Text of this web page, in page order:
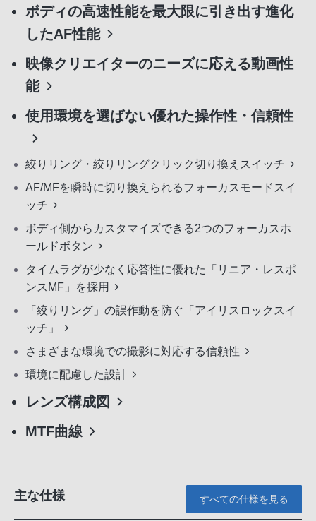
ボディの高速性能を最大限に引き出す進化
したAF性能
映像クリエイターのニーズに応える動画性
能
使用環境を選ばない優れた操作性・信頼性
絞りリング・絞りリングクリック切り換えスイッチ
AF/MFを瞬時に切り換えられるフォーカスモードスイ
ッチ
ボディ側からカスタマイズできる2つのフォーカスホ
ールドボタン
タイムラグが少なく応答性に優れた「リニア・レスポ
ンスMF」を採用
「絞りリング」の誤作動を防ぐ「アイリスロックスイ
ッチ」
さまざまな環境での撮影に対応する信頼性
環境に配慮した設計
レンズ構成図
MTF曲線
主な仕様 すべての仕様を見る